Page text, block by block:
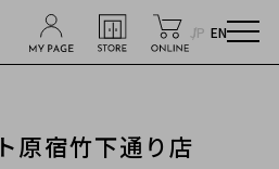
JP EN
原宿竹下通り店